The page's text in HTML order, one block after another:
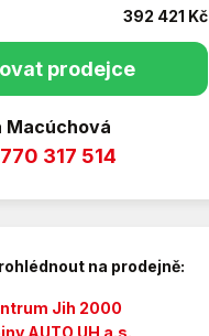
392 421 Kč
prodejce
Macúchová
317 514
na prodejně:
Jih 2000
AUTO UH a.s.